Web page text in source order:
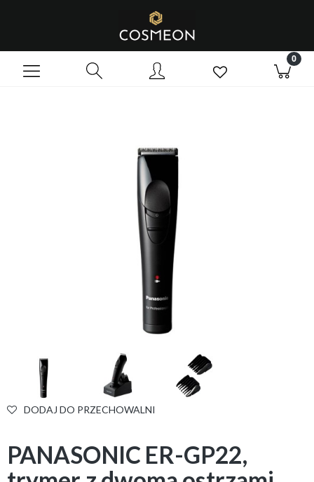
DODAJ DO PRZECHOWALNI
PANASONIC ER-GP22,